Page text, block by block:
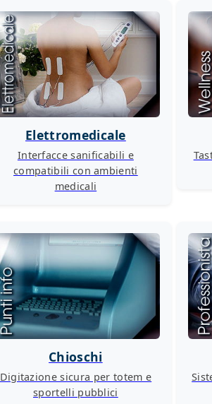
Elettromedicale
Interfacce sanificabili e
compatibili con ambienti
medicali
Chioschi
Digitazione sicura per totem e
sportelli pubblici